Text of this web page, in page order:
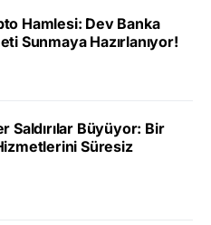
Hamlesi: Dev Banka
Sunmaya Hazırlanıyor!
Saldırılar Büyüyor: Bir
Süresiz